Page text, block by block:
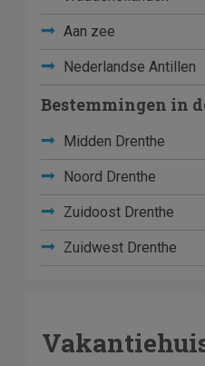
Aan zee
Nederlandse Antillen
Bestemmingen in
Midden Drenthe
Noord Drenthe
Zuidoost Drenthe
Zuidwest Drenthe